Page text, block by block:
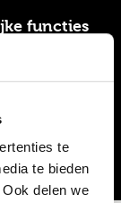
te
te bieden
delen we
functies